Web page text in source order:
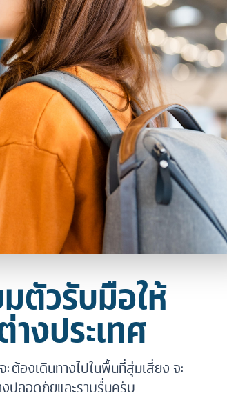
ตัวรับมือให้
งประเทศ
ต้องเดินทางไปในพื้นที่สุ่มเสี่ยง จะ
ปลอดภัยและราบรื่นครับ